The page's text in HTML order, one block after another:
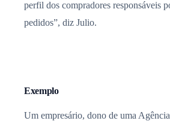
perfil dos compradores responsáveis
pedidos”, diz Julio.
Exemplo
Um empresário, dono de uma